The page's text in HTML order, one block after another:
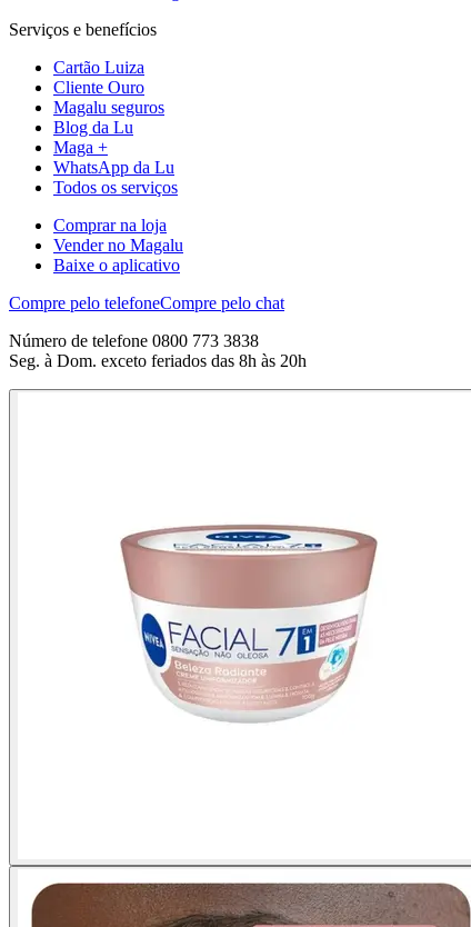
Serviços e benefícios
Cartão Luiza
Cliente Ouro
Magalu seguros
Blog da Lu
Maga +
WhatsApp da Lu
Todos os serviços
Comprar na loja
Vender no Magalu
Baixe o aplicativo
Compre pelo telefoneCompre pelo chat
Número de telefone 0800 773 3838
Seg. à Dom. exceto feriados das 8h às 20h